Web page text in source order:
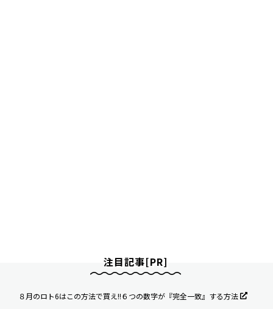
注目記事[PR]
８月のロト6はこの方法で買え!!６つの数字が『完全一致』する方法